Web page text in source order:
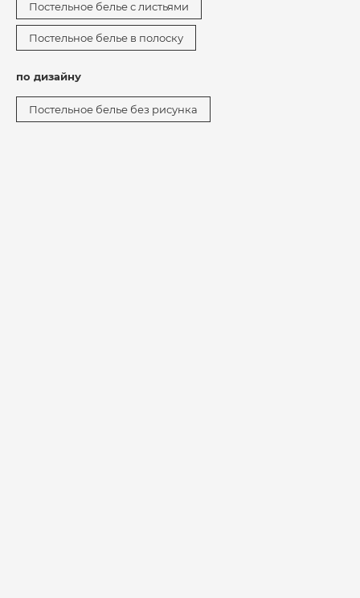
Постельное белье с листьями
Постельное белье в полоску
по дизайну
Постельное белье без рисунка